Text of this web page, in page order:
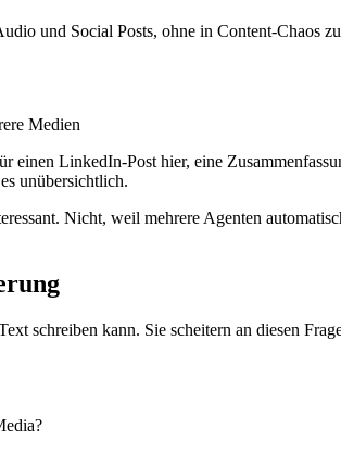
und Social Posts, ohne in Content-Chaos
einen LinkedIn-Post hier, eine
unübersichtlich.
Nicht, weil mehrere Agenten
schreiben kann. Sie scheitern an diesen